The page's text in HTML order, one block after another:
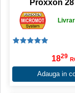
Proxxon
1829
Adauga in